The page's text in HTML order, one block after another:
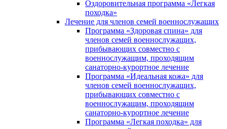
Оздоровительная программа «Легкая
походка»
Лечение для членов семей военнослужащих
Программа «Здоровая спина» для
членов семей военнослужащих,
прибывающих совместно с
военнослужащим, проходящим
санаторно-курортное лечение
Программа «Идеальная кожа» для
членов семей военнослужащих,
прибывающих совместно с
военнослужащим, проходящим
санаторно-курортное лечение
Программа «Легкая походка» для